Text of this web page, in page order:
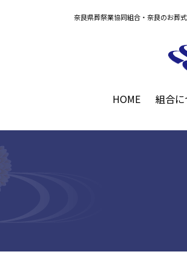
奈良県葬祭業協同組合・奈良のお葬
HOME 組合に